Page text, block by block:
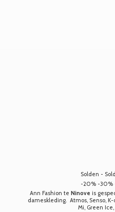
Solden -
-20% -30%
Ann Fashion te Ninove is
dameskleding. Atmos, Senso,
Mi, Green